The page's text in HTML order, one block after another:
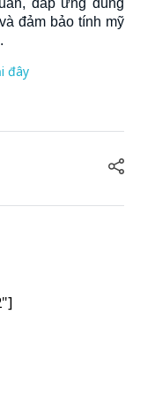
đảm bảo tính mỹ
đây